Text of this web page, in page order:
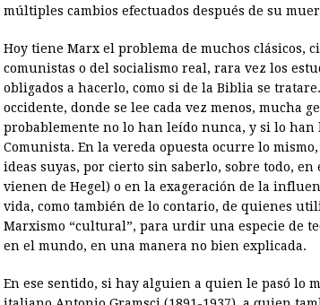
múltiples cambios efectuados después de su
Hoy tiene Marx el problema de muchos clásicos,
comunistas o del socialismo real, rara vez los
obligados a hacerlo, como si de la Biblia se
occidente, donde se lee cada vez menos, mucha
probablemente no lo han leído nunca, y si lo han
Comunista. En la vereda opuesta ocurre lo
ideas suyas, por cierto sin saberlo, sobre todo,
vienen de Hegel) o en la exageración de la
vida, como también de lo contario, de quienes
Marxismo “cultural”, para urdir una especie de
en el mundo, en una manera no bien explicada.
En ese sentido, si hay alguien a quien le pasó lo